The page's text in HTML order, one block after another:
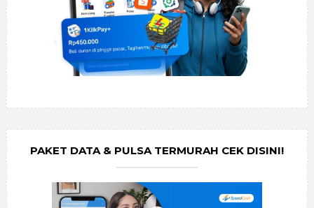
PAKET DATA & PULSA TERMURAH CEK DISINI!